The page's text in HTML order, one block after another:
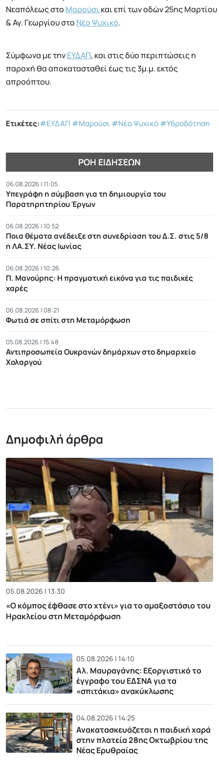
Νεαπόλεως στο Μαρούσικαι επί των οδών 25ης Μαρτίου
& Αγ. Γεωργίου στο Νέο Ψυχικό.
Σύμφωνα με τηνΕΥΔΑΠ, και στις δύο περιπτώσεις η
παροχή θα αποκατασταθεί έως τις 3μ.μ. εκτός
απροόπτου.
Ετικέτες:#ΕΥΔΑΠ #Μαρούσι #Νέο Ψυχικό#Υδροδότηση
ΡΟΉ ΕΙΔΉΣΕΩΝ
06.08.2026 | 11:05
Υπεγράφη η σύμβαση για τη δημιουργία του
Παρατηρητηρίου Έργων
06.08.2026 | 10:52
Ποια θέματα ανέδειξε στη συνεδρίαση του Δ.Σ. στις 5/8
η ΛΑ.ΣΥ. Νέας Ιωνίας
06.08.2026 | 10:26
Π. Μανούρης: H πραγματική εικόνα για τις παιδικές
χαρές
06.08.2026 | 08:21
Φωτιά σε σπίτι στη Μεταμόρφωση
05.08.2026 | 15:48
Αντιπροσωπεία Ουκρανών δημάρχων στο δημαρχείο
Χολαργού
Δημοφιλή άρθρα
05.08.2026 | 13:30
«Ο κόμπος έφθασε στο χτένι» για το αμαξοστάσιο του
Ηρακλείου στη Μεταμόρφωση
05.08.2026 | 14:10
Αλ. Μαυραγάνης: Εξοργιστικό το
έγγραφο του ΕΔΣΝΑ για τα
«σπιτάκια» ανακύκλωσης
04.08.2026 | 14:25
Ανακατασκευάζεται η παιδική χαρά
στην πλατεία 28ης Οκτωβρίου της
Νέας Ερυθραίας